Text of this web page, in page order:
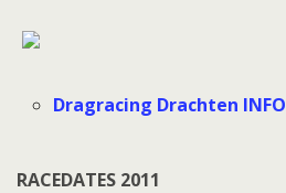
Dragracing Drachten INFO
RACEDATES 2011